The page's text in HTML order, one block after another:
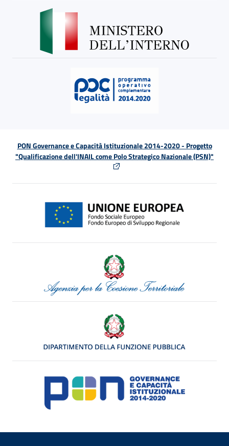
PON Governance e Capacità Istituzionale 2014-2020 - Progetto
"Qualificazione dell'INAIL come Polo Strategico Nazionale (PSN)"